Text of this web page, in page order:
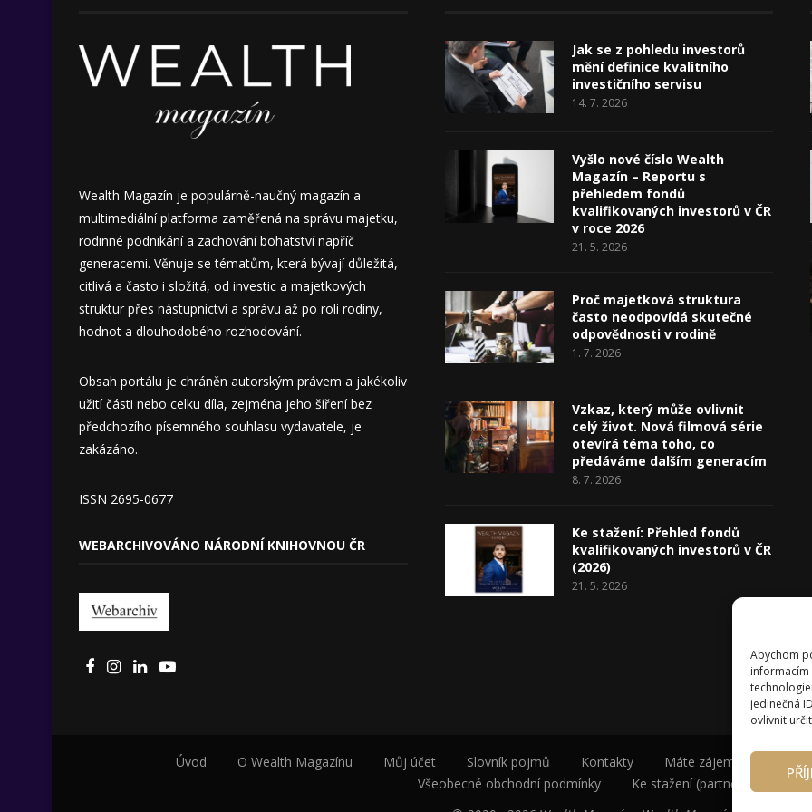
Abychom
informacím
jedinečná
ovlivnit
Wealth Magazín je populárně-naučný magazín a
multimediální platforma zaměřená na správu majetku,
rodinné podnikání a zachování bohatství napříč
generacemi. Věnuje se tématům, která bývají důležitá,
citlivá a často i složitá, od investic a majetkových
struktur přes nástupnictví a správu až po roli rodiny,
hodnot a dlouhodobého rozhodování.
Obsah portálu je chráněn autorským právem a jakékoliv
užití části nebo celku díla, zejména jeho šíření bez
předchozího písemného souhlasu vydavatele, je
zakázáno.
ISSN 2695-0677
WEBARCHIVOVÁNO NÁRODNÍ KNIHOVNOU ČR
Jak se z pohledu investorů
mění definice kvalitního
investičního servisu
14. 7. 2026
Vyšlo nové číslo Wealth
Magazín – Reportu s
přehledem fondů
kvalifikovaných investorů v ČR
v roce 2026
21. 5. 2026
Proč majetková struktura
často neodpovídá skutečné
odpovědnosti v rodině
1. 7. 2026
Vzkaz, který může ovlivnit
celý život. Nová filmová série
otevírá téma toho, co
předáváme dalším generacím
8. 7. 2026
Ke stažení: Přehled fondů
kvalifikovaných investorů v ČR
(2026)
21. 5. 2026
Úvod O Wealth Magazínu Můj účet Slovník pojmů Kontakty
Máte zájem o
Všeobecné obchodní podmínky
Ke stažení (partneři a autoři)